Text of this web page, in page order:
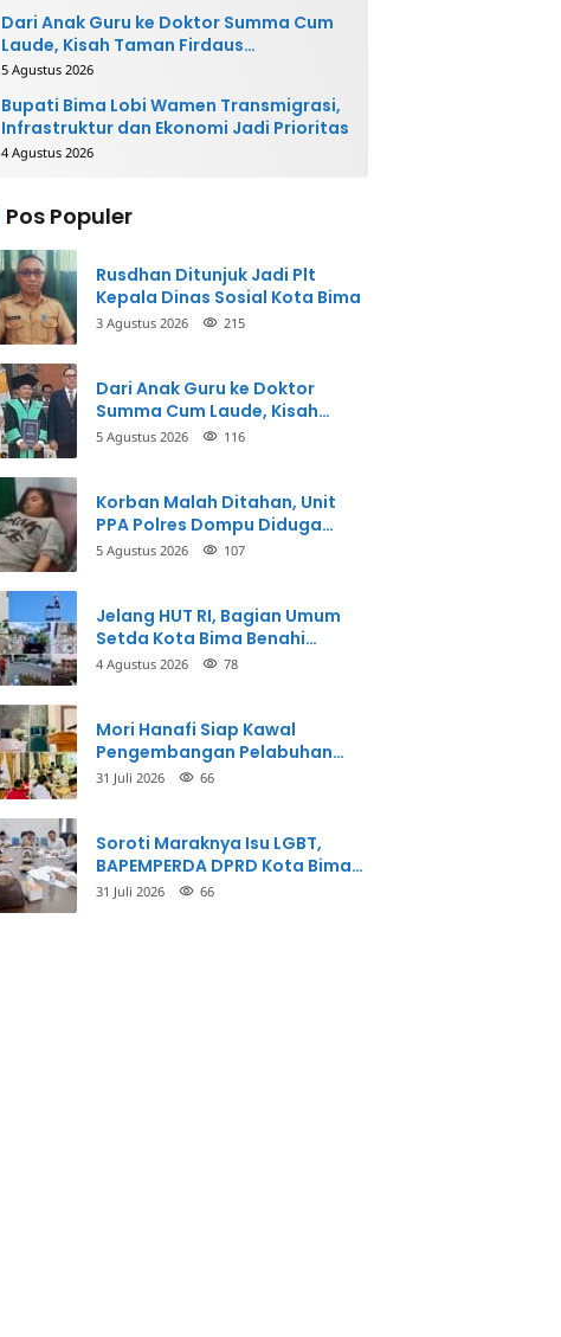
Dari Anak Guru ke Doktor Summa Cum
Laude, Kisah Taman Firdaus
Menginspirasi
5 Agustus 2026
Bupati Bima Lobi Wamen Transmigrasi,
Infrastruktur dan Ekonomi Jadi Prioritas
4 Agustus 2026
Pos Populer
Rusdhan Ditunjuk Jadi Plt
Kepala Dinas Sosial Kota Bima
3 Agustus 2026 215
Dari Anak Guru ke Doktor
Summa Cum Laude, Kisah
Taman Firdaus Menginspirasi
5 Agustus 2026 116
Korban Malah Ditahan, Unit
PPA Polres Dompu Diduga
Balikkan Fakta Kasus
5 Agustus 2026 107
Jelang HUT RI, Bagian Umum
Setda Kota Bima Benahi
Kantor Pemkot
4 Agustus 2026 78
Mori Hanafi Siap Kawal
Pengembangan Pelabuhan
Bima, KSOP Usulkan Tambahan
31 Juli 2026 66
Soroti Maraknya Isu LGBT,
BAPEMPERDA DPRD Kota Bima
Mulai Bahas Rancangan Perda
31 Juli 2026 66